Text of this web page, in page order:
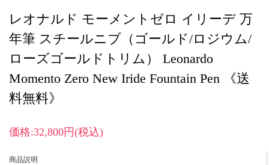
レオナルド モーメントゼロ イリーデ 万
年筆 スチールニブ（ゴールド/ロジウム/
ローズゴールドトリム） Leonardo
Momento Zero New Iride Fountain Pen 《送
料無料》
価格:32,800円(税込)
商品説明